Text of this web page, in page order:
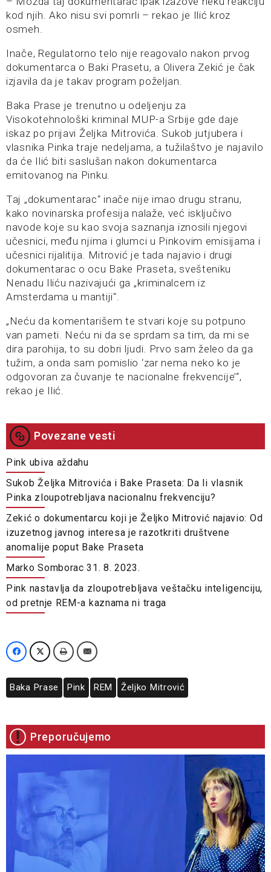
kod njih. Ako nisu svi pomrli – rekao je Ilić kroz
osmeh.
Inače, Regulatorno telo nije reagovalo nakon prvog
dokumentarca o Baki Prasetu, a Olivera Zekić je čak
izjavila da je takav program poželjan.
Baka Prase je trenutno u odeljenju za
Visokotehnološki kriminal MUP-a Srbije gde daje
iskaz po prijavi Željka Mitrovića. Sukob jutjubera i
vlasnika Pinka traje nedeljama, a tužilaštvo je najavilo
da će Ilić biti saslušan nakon dokumentarca
emitovanog na Pinku.
Taj „dokumentarac“ inače nije imao drugu stranu,
kako novinarska profesija nalaže, već isključivo
navode koje su kao svoja saznanja iznosili njegovi
učesnici, među njima i glumci u Pinkovim emisijama i
učesnici rijalitija. Mitrović je tada najavio i drugi
dokumentarac o ocu Bake Praseta, svešteniku
Nenadu Iliću nazivajući ga „kriminalcem iz
Amsterdama u mantiji“.
„Neću da komentarišem te stvari koje su potpuno
van pameti. Neću ni da se sprdam sa tim, da mi se
dira parohija, to su dobri ljudi. Prvo sam želeo da ga
tužim, a onda sam pomislio ‘zar nema neko ko je
odgovoran za čuvanje te nacionalne frekvencije’“,
rekao je Ilić.
Povezane vesti
Pink ubiva aždahu
Sukob Željka Mitrovića i Bake Praseta: Da li vlasnik
Pinka zloupotrebljava nacionalnu frekvenciju?
Zekić o dokumentarcu koji je Željko Mitrović najavio: Od
izuzetnog javnog interesa je razotkriti društvene
anomalije poput Bake Praseta
Marko Somborac 31. 8. 2023.
Pink nastavlja da zloupotrebljava veštačku inteligenciju,
od pretnje REM-a kaznama ni traga
Baka Prase Pink REM Željko Mitrović
Preporučujemo